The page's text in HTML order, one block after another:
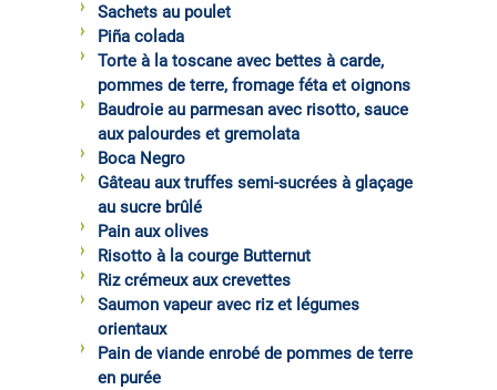
Sachets au poulet
Piña colada
Torte à la toscane avec bettes à carde,
pommes de terre, fromage féta et oignons
Baudroie au parmesan avec risotto, sauce
aux palourdes et gremolata
Boca Negro
Gâteau aux truffes semi-sucrées à glaçage
au sucre brûlé
Pain aux olives
Risotto à la courge Butternut
Riz crémeux aux crevettes
Saumon vapeur avec riz et légumes
orientaux
Pain de viande enrobé de pommes de terre
en purée